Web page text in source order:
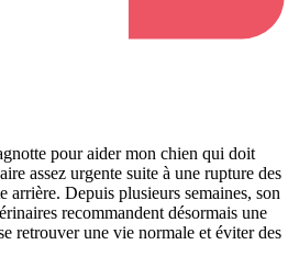
pour aider mon chien qui doit
assez urgente suite à une rupture des
arrière. Depuis plusieurs semaines, son
recommandent désormais une
retrouver une vie normale et éviter des